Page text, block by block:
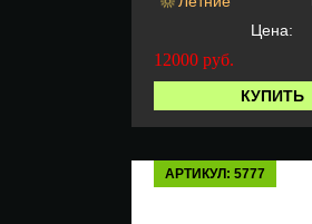
Цена:
12000 руб.
КУПИТЬ
АРТИКУЛ: 5777